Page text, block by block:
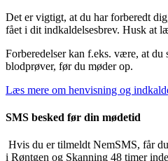
Det er vigtigt, at du har forberedt
fået i dit indkaldelsesbrev. Husk at
Forberedelser kan f.eks. være, at du
blodprøver, før du møder op.
Læs mere om henvisning og
SMS besked før din mødetid
Hvis du er tilmeldt NemSMS, får
i Røntgen og Skanning 48 timer